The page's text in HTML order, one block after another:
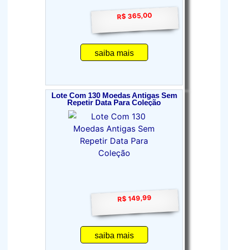
R$ 365,00
saiba mais
Lote Com 130 Moedas Antigas Sem
Repetir Data Para Coleção
R$ 149,99
saiba mais